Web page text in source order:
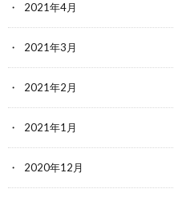
2021年4月
2021年3月
2021年2月
2021年1月
2020年12月